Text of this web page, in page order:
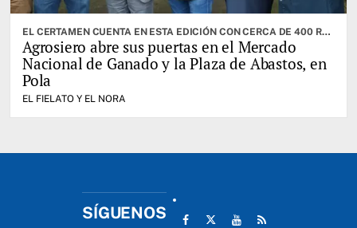
EL CERTAMEN CUENTA EN ESTA EDICIÓN CON CERCA DE 400 RESES. CABRANES ES EL CONCEJO INVITADO
Agrosiero abre sus puertas en el Mercado
Nacional de Ganado y la Plaza de Abastos, en
Pola
EL FIELATO Y EL NORA
SÍGUENOS